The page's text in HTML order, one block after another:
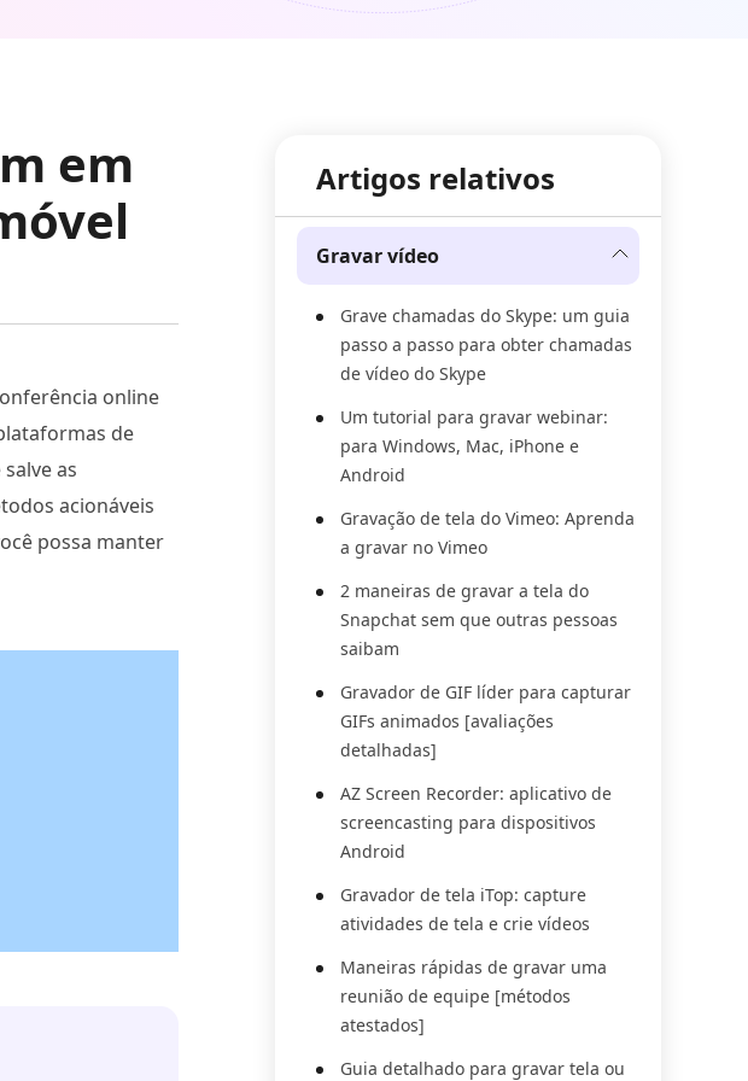
em
online
de
salve as
acionáveis
possa manter
Artigos relativos
Gravar vídeo
Grave chamadas do Skype: um guia
passo a passo para obter chamadas
de vídeo do Skype
Um tutorial para gravar webinar:
para Windows, Mac, iPhone e
Android
Gravação de tela do Vimeo: Aprenda
a gravar no Vimeo
2 maneiras de gravar a tela do
Snapchat sem que outras pessoas
saibam
Gravador de GIF líder para capturar
GIFs animados [avaliações
detalhadas]
AZ Screen Recorder: aplicativo de
screencasting para dispositivos
Android
Gravador de tela iTop: capture
atividades de tela e crie vídeos
Maneiras rápidas de gravar uma
reunião de equipe [métodos
atestados]
Guia detalhado para gravar tela ou